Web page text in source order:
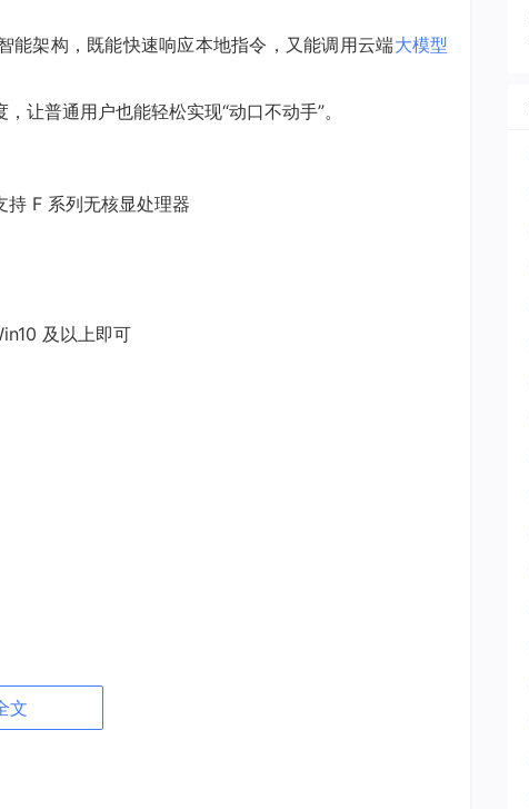
能架构，既能快速响应本地指令，又能调用云端大模型
让普通用户也能轻松实现“动口不动手”。
持 F 系列无核显处理器
及以上即可
文